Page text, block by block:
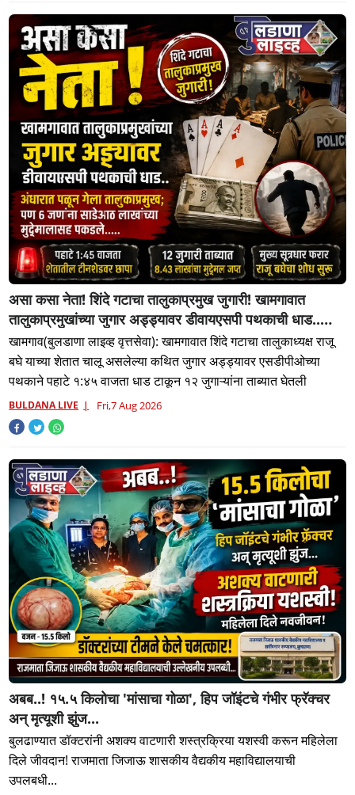
असा कसा नेता! शिंदे गटाचा तालुकाप्रमुख जुगारी! खामगावात
तालुकाप्रमुखांच्या जुगार अड्ड्यावर डीवायएसपी पथकाची धाड..
अंधारात पळून गेला तालुकाप्रमुख; पण ६ जणांना साडेआठ लाखांच्या
मुद्देमालासह पकडले.....
खामगाव(बुलडाणा लाइव्ह वृत्तसेवा): खामगावात शिंदे गटाचा तालुकाध्यक्ष राजू
बघे याच्या शेतात चालू असलेल्या कथित जुगार अड्ड्यावर एसडीपीओच्या
पथकाने पहाटे १:४५ वाजता धाड टाकून १२ जुगाऱ्यांना ताब्यात घेतली
BULDANA LIVE Fri,7 Aug 2026
अबब..! १५.५ किलोचा 'मांसाचा गोळा', हिप जॉइंटचे गंभीर फ्रॅक्चर
अन् मृत्यूशी झुंज...
बुलढाण्यात डॉक्टरांनी अशक्य वाटणारी शस्त्रक्रिया यशस्वी करून महिलेला
दिले जीवदान! राजमाता जिजाऊ शासकीय वैद्यकीय महाविद्यालयाची
उपलबधी...